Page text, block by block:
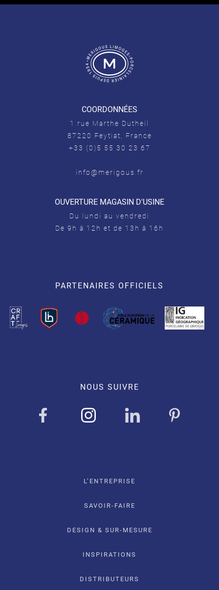
COORDONNÉES
1 rue Marthe Dutheil
87220 Feytiat, France
+33 (0)5 55 30 23 67
info@merigous.fr
OUVERTURE MAGASIN D'USINE
Du lundi au vendredi
De 9h à 12h et de 13h à 16h
PARTENAIRES OFFICIELS
NOUS SUIVRE
L’ENTREPRISE
SAVOIR-FAIRE
DESIGN & SUR-MESURE
INSPIRATIONS
DISTRIBUTEURS